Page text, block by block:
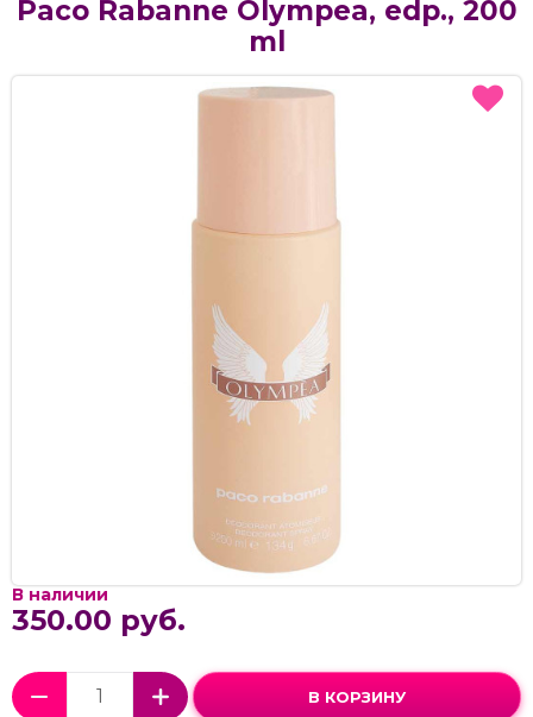
Paco Rabanne Olympea, edp., 200
ml
В наличии
350.00 руб.
В КОРЗИНУ